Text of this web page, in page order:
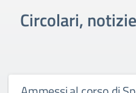
Circolari,